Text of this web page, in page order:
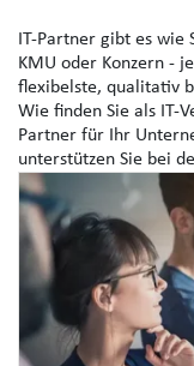
IT-Partner gibt es wie
KMU oder Konzern -
flexibelste, qualitativ
Wie finden Sie als IT-
Partner für Ihr
unterstützen Sie bei